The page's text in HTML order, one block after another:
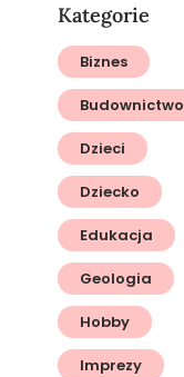
Kategorie
Biznes
Budownictwo
Dzieci
Dziecko
Edukacja
Geologia
Hobby
Imprezy